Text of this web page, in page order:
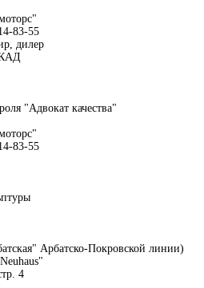
83-55
дилер
"Адвокат качества"
83-55
Арбатско-Покровской линии)
4